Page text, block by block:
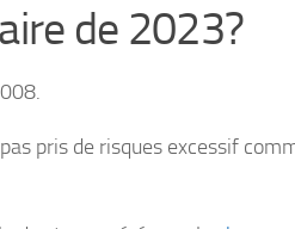
de 2023?
pris de risques excessif